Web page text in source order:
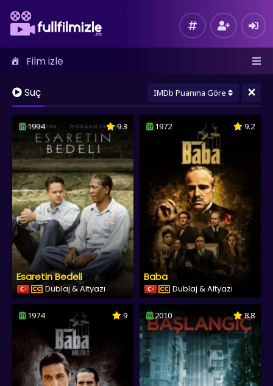
Film izle
Suç IMDb Puanına Göre ×
1994 9.3
Esaretin Bedeli
Dublaj & Altyazı
1972 9.2
Baba
Dublaj & Altyazı
1974 9 2010 8.8